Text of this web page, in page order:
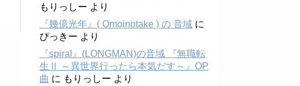
もりっしー より
『幾億光年』( Omoinotake ) の 音域 に
ぴっきー より
『spiral』(LONGMAN)の音域 『無職転
生Ⅱ ～異世界行ったら本気だす～』OP
曲 に もりっしー より